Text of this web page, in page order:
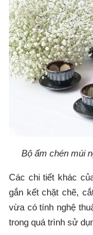
Bộ ấm chén múi
Các chi tiết khác
gắn kết chặt chẽ,
vừa có tính nghệ
trong quá trình sử